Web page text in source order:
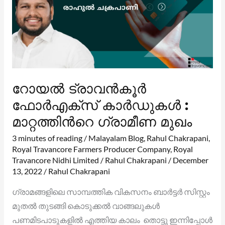
റോയൽ ട്രാവൻകൂർ
ഫോർഎക്സ് കാർഡുകൾ :
മാറ്റത്തിൻറെ ഗ്രാമീണ മുഖം
3 minutes of reading/ Malayalam Blog, Rahul Chakrapani,
Royal Travancore Farmers Producer Company, Royal
Travancore Nidhi Limited / Rahul Chakrapani / December
13, 2022 / Rahul Chakrapani
ഗ്രാമങ്ങളിലെ സാമ്പത്തിക വികസനം ബാർട്ടർ സിസ്റ്റം
മുതൽ തുടങ്ങി കൊടുക്കൽ വാങ്ങലുകൾ
പണമിടപാടുകളിൽ എത്തിയ കാലം തൊട്ടു ഇന്നിപ്പോൾ